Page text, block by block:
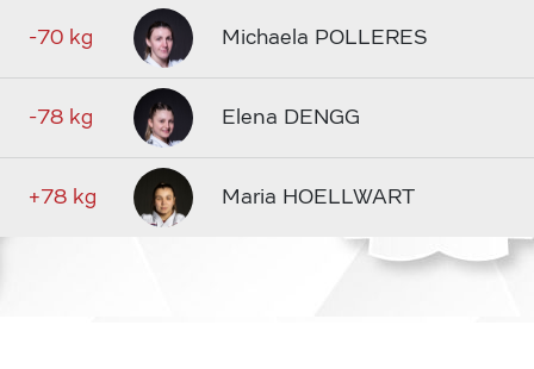
-70 kg Michaela POLLERES
-78 kg Elena DENGG
+78 kg Maria HOELLWART